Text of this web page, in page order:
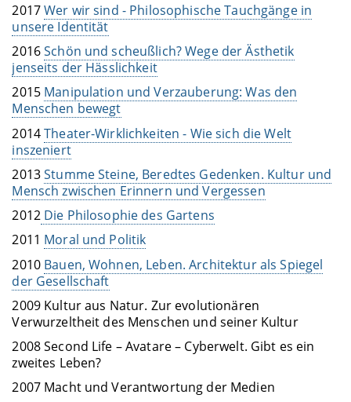
2017Wer wir sind - Philosophische Tauchgänge in
unsere Identität
2016Schön und scheußlich? Wege der Ästhetik
jenseits der Hässlichkeit
2015 Manipulation und Verzauberung: Was den
Menschen bewegt
2014Theater-Wirklichkeiten - Wie sich die Welt
inszeniert
2013Stumme Steine, Beredtes Gedenken. Kultur und
Mensch zwischen Erinnern und Vergessen
2012Die Philosophie des Gartens
2011 Moral und Politik
2010 Bauen, Wohnen, Leben. Architektur als Spiegel
der Gesellschaft
2009 Kultur aus Natur. Zur evolutionären
Verwurzeltheit des Menschen und seiner Kultur
2008 Second Life – Avatare – Cyberwelt. Gibt es ein
zweites Leben?
2007 Macht und Verantwortung der Medien